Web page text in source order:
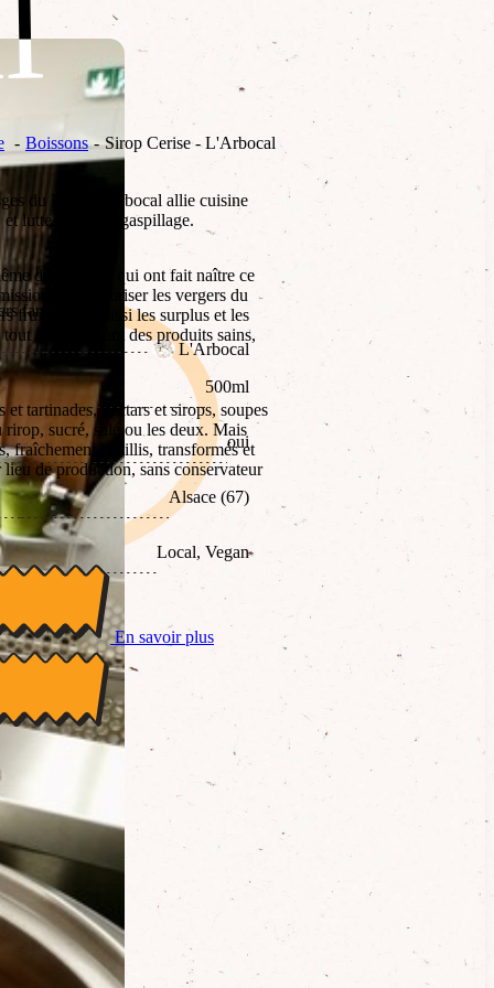
Boissons Sirop Cerise - L'Arbocal
familiaux.
L'Arbocal
500ml
oui
Alsace (67)
Local, Vegan
du Nord, l’Arbocal allie cuisine
lutte contre le gaspillage.
des vergers qui ont fait naître ce
de revaloriser les vergers du
fruits, mais aussi les surplus et les
en proposant des produits sains,
tartinades, nectars et sirops, soupes
sucré, salé ou les deux. Mais
fraîchement cueillis, transformés et
de production, sans conservateur
En savoir plus